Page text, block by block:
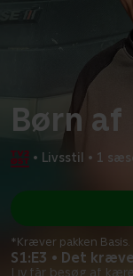
Børn
• Livsstil • 1
S1:E3 • Det
Liv får besøg af
*Kræver pakken